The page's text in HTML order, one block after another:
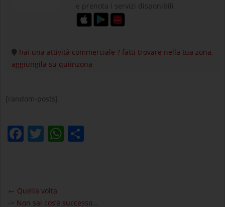
e prenota i servizi disponibili
hai una attività commerciale ? fatti trovare nella tua zona,
aggiungila su quiinzona
[random-posts]
Facebook
TwitterWhatsApp
11-
21
← Quella volta
-> Non sai cos’è successo…